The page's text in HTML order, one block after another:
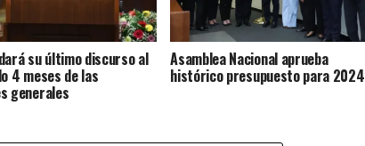
su último discurso al
4 meses de las
generales
Asamblea Nacional aprueba
histórico presupuesto para 2024